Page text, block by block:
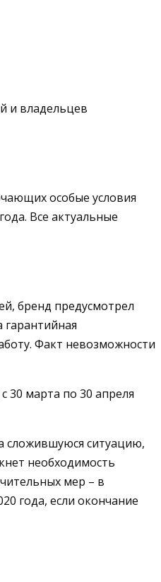
и владельцев
особые условия
Все актуальные
бренд предусмотрел
гарантийная
Факт невозможности
30 марта по 30 апреля
сложившуюся ситуацию,
необходимость
мер – в
года, если окончание